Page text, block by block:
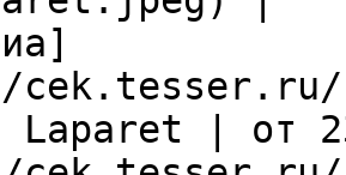
| от